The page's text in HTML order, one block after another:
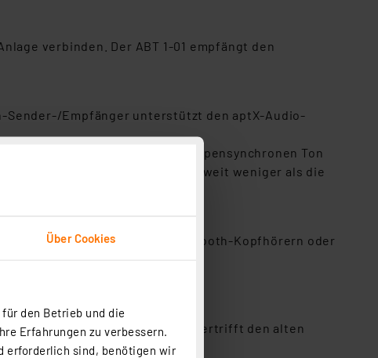
Über Cookies
den Betrieb und die
Erfahrungen zu verbessern.
erforderlich sind, benötigen wir
verbinden. Der ABT 1-01 empfängt den
Sender-/Empfänger unterstützt den aptX-Audio-
Technik genießen Sie lippensynchronen Ton
die Latenz auf 40 ms – weit weniger als die
Lautsprechern, zwei Bluetooth-Kopfhörern oder
Audio-Übertragung. aptX HD übertrifft den alten
einer CD.